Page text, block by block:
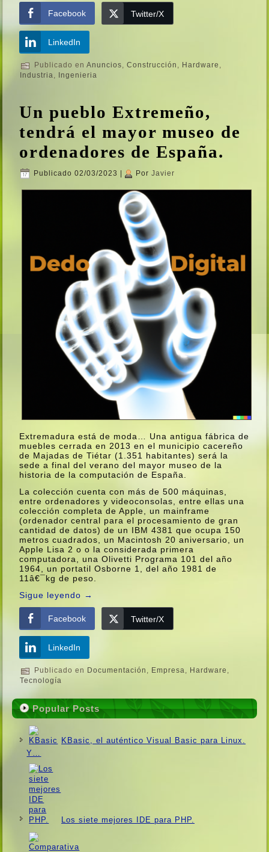
Facebook Twitter/X
LinkedIn
Publicado en Anuncios,Construcción , Hardware ,
Industria, Ingenieria
Un pueblo Extremeño,
tendrá el mayor museo de
ordenadores de España.
Publicado 02/03/2023 Por Javier
Extremadura está de moda… Una antigua fábrica de
muebles cerrada en 2013 en el municipio cacereño
de Majadas de Tiétar (1.351 habitantes) será la
sede a final del verano del mayor museo de la
historia de la computación de España.
La colección cuenta con más de 500 máquinas,
entre ordenadores y videoconsolas, entre ellas una
colección completa de Apple, un mainframe
(ordenador central para el procesamiento de gran
cantidad de datos) de un IBM 4381 que ocupa 150
metros cuadrados, un Macintosh 20 aniversario, un
Apple Lisa 2 o o la considerada primera
computadora, una Olivetti Programa 101 del año
1964, un portatil Osborne 1, del año 1981 de
11â€¯kg de peso.
Sigue leyendo →
Facebook Twitter/X
LinkedIn
Publicado en Documentación Empresa Hardware
Tecnologí­a
Popular Posts
KBasic, el auténtico Visual Basic para Linux.
Y…
Los siete mejores IDE para PHP.